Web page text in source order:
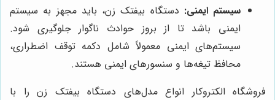
سیستم ایمنی: دستگاه بیفتک زن، باید مجهز به سیستم
ایمنی باشد تا از بروز حوادث ناگوار جلوگیری شود.
سیستم‌های ایمنی معمولاً شامل دکمه توقف اضطراری،
محافظ تیغه‌ها و سنسورهای ایمنی هستند.
فروشگاه الکتروکار انواع مدل‌های دستگاه بیفتک زن را با